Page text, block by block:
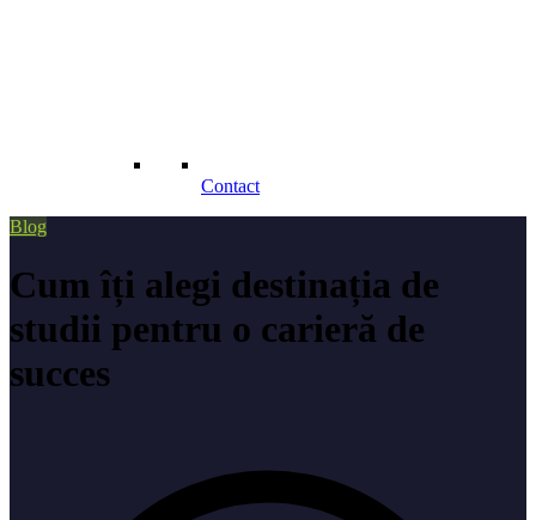
Contact
Blog
Cum îți alegi destinația de
studii pentru o carieră de
succes